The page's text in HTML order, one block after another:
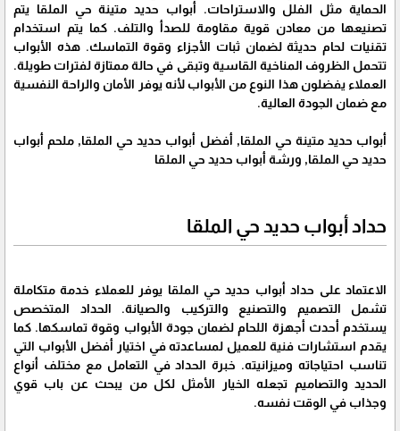
الحماية مثل الفلل والاستراحات. أبواب حديد متينة حي الملقا يتم
تصنيعها من معادن قوية مقاومة للصدأ والتلف. كما يتم استخدام
تقنيات لحام حديثة لضمان ثبات الأجزاء وقوة التماسك. هذه الأبواب
تتحمل الظروف المناخية القاسية وتبقى في حالة ممتازة لفترات طويلة.
العملاء يفضلون هذا النوع من الأبواب لأنه يوفر الأمان والراحة النفسية
مع ضمان الجودة العالية.
أبواب حديد متينة حي الملقا, أفضل أبواب حديد حي الملقا, ملحم أبواب
حديد حي الملقا, ورشة أبواب حديد حي الملقا
حداد أبواب حديد حي الملقا
الاعتماد على حداد أبواب حديد حي الملقا يوفر للعملاء خدمة متكاملة
تشمل التصميم والتصنيع والتركيب والصيانة. الحداد المتخصص
يستخدم أحدث أجهزة اللحام لضمان جودة الأبواب وقوة تماسكها. كما
يقدم استشارات فنية للعميل لمساعدته في اختيار أفضل الأبواب التي
تناسب احتياجاته وميزانيته. خبرة الحداد في التعامل مع مختلف أنواع
الحديد والتصاميم تجعله الخيار الأمثل لكل من يبحث عن باب قوي
وجذاب في الوقت نفسه.